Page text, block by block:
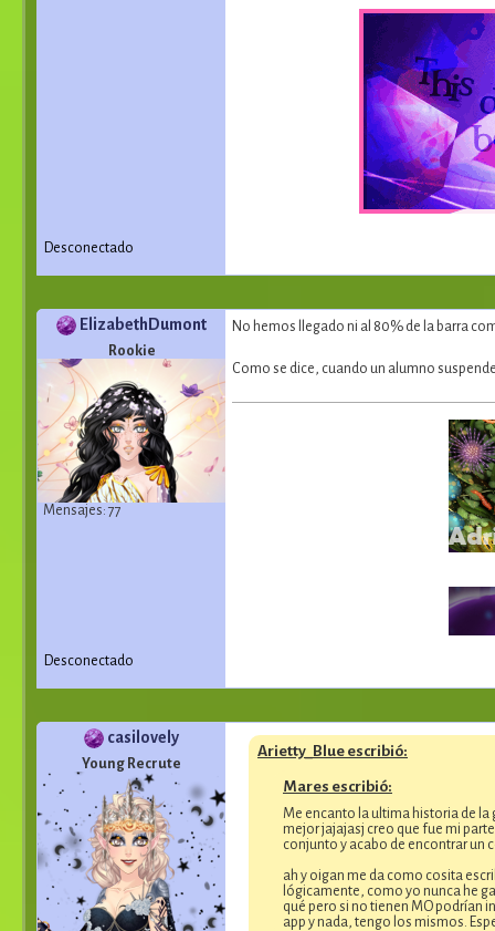
Desconectado
ElizabethDumont
Rookie
Mensajes: 77
No hemos llegado ni al 80% de la barra
Como se dice, cuando un alumno
Desconectado
casilovely
Young Recrute
Arietty_Blue escribió:
Mares escribió:
Me encanto la ultima historia de
mejor jajajasj creo que fue mi
conjunto y acabo de encontrar un
ah y oigan me da como cosita
lógicamente, como yo nunca he
qué pero si no tienen MO podrían
app y nada, tengo los mismos.